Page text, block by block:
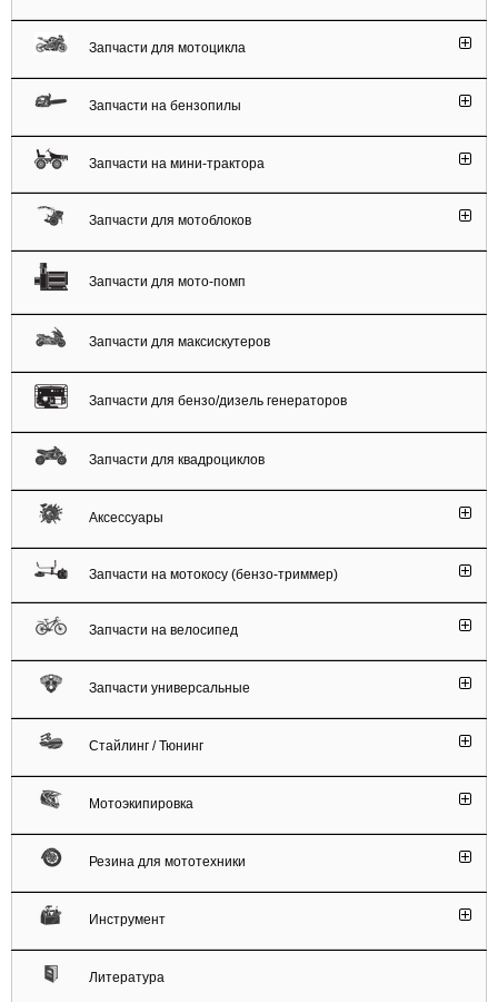
Запчасти для мотоцикла
Запчасти на бензопилы
Запчасти на мини-трактора
Запчасти для мотоблоков
Запчасти для мото-помп
Запчасти для максискутеров
Запчасти для бензо/дизель генераторов
Запчасти для квадроциклов
Аксессуары
Запчасти на мотокосу (бензо-триммер)
Запчасти на велосипед
Запчасти универсальные
Стайлинг / Тюнинг
Мотоэкипировка
Резина для мототехники
Инструмент
Литература